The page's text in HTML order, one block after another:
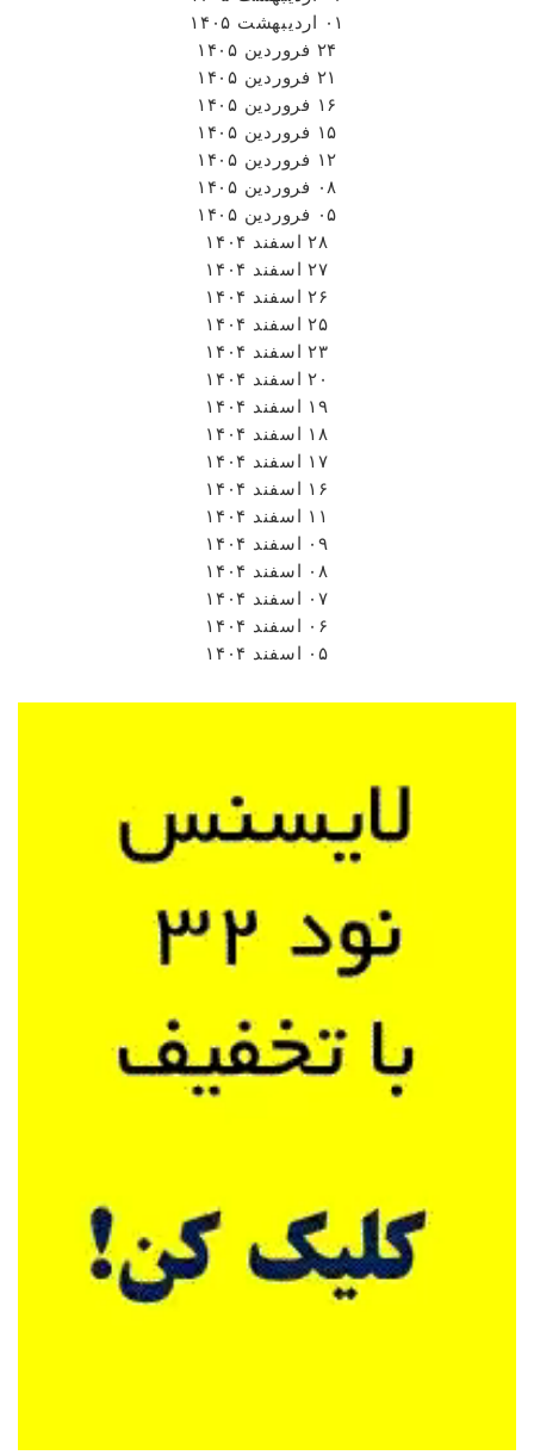
۰۱ اردیبهشت ۱۴۰۵
۲۴ فروردین ۱۴۰۵
۲۱ فروردین ۱۴۰۵
۱۶ فروردین ۱۴۰۵
۱۵ فروردین ۱۴۰۵
۱۲ فروردین ۱۴۰۵
۰۸ فروردین ۱۴۰۵
۰۵ فروردین ۱۴۰۵
۲۸ اسفند ۱۴۰۴
۲۷ اسفند ۱۴۰۴
۲۶ اسفند ۱۴۰۴
۲۵ اسفند ۱۴۰۴
۲۳ اسفند ۱۴۰۴
۲۰ اسفند ۱۴۰۴
۱۹ اسفند ۱۴۰۴
۱۸ اسفند ۱۴۰۴
۱۷ اسفند ۱۴۰۴
۱۶ اسفند ۱۴۰۴
۱۱ اسفند ۱۴۰۴
۰۹ اسفند ۱۴۰۴
۰۸ اسفند ۱۴۰۴
۰۷ اسفند ۱۴۰۴
۰۶ اسفند ۱۴۰۴
۰۵ اسفند ۱۴۰۴